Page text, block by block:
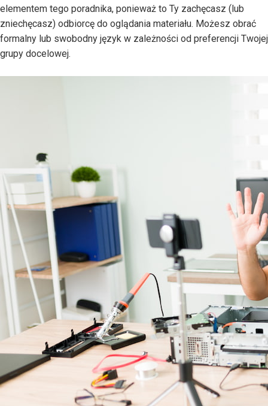
elementem tego poradnika, ponieważ to Ty zachęcasz (lub
zniechęcasz) odbiorcę do oglądania materiału. Możesz obrać
formalny lub swobodny język w zależności od preferencji Twojej
grupy docelowej.